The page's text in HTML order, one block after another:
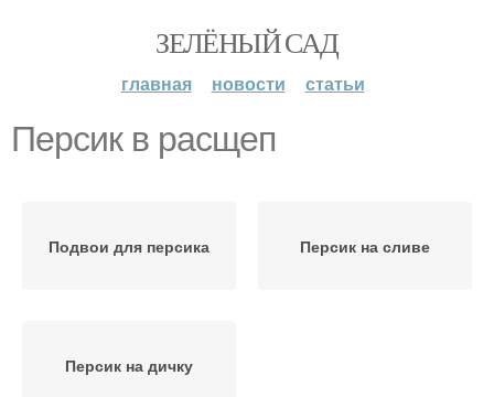
ЗЕЛЁНЫЙ САД
главная новости статьи
Персик в расщеп
Подвои для персика Персик на сливе
Персик на дичку